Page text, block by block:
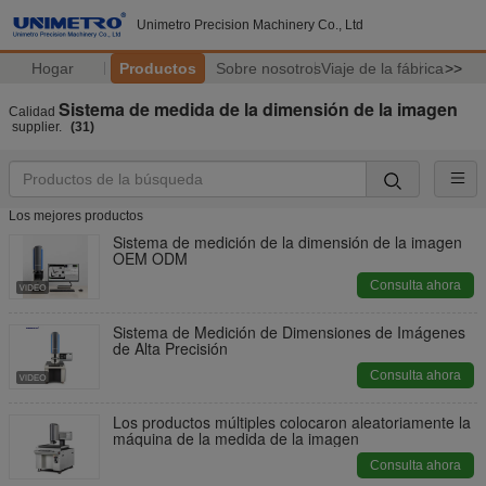
Unimetro Precision Machinery Co., Ltd
Hogar Productos Sobre nosotrosViaje de la fábrica>>
Calidad Sistema de medida de la dimensión de la imagen
supplier. (31)
Los mejores productos
Sistema de medición de la dimensión de la imagen
OEM ODM
Consulta ahora
Sistema de Medición de Dimensiones de Imágenes
de Alta Precisión
Consulta ahora
Los productos múltiples colocaron aleatoriamente la
máquina de la medida de la imagen
Consulta ahora